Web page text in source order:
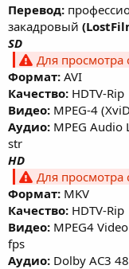
Перевод:
закадровый
SD
Для просмотра
Формат: AVI
Качество: HDTV-Rip
Видео: MPEG-4
Аудио: MPEG Audio
str
HD
Для просмотра
Формат: MKV
Качество: HDTV-Rip
Видео: MPEG4
fps
Аудио: Dolby AC3